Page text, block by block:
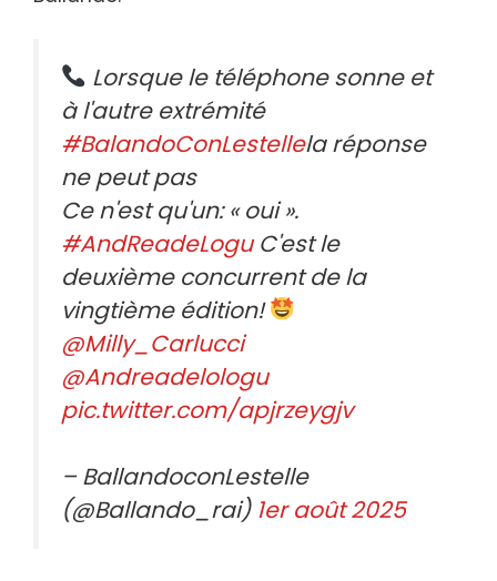
Lorsque le téléphone sonne et
à l'autre extrémité
#BalandoConLestellela réponse
ne peut pas
Ce n'est qu'un: « oui ».
#AndReadeLoguC'est le
deuxième concurrent de la
vingtième édition!
@Milly_Carlucci
@Andreadelologu
pic.twitter.com/apjrzeygjv
– BallandoconLestelle
(@Ballando_rai) 1er août 2025